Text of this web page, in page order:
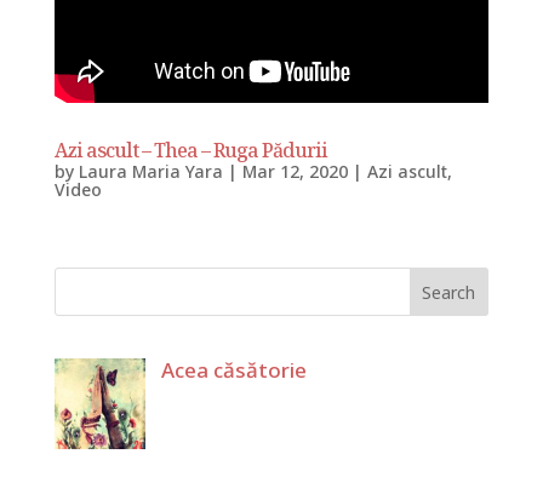
Azi ascult – Thea – Ruga Pădurii
by Laura Maria Yara | Mar 12, 2020| Azi ascult,
Video
Acea căsătorie